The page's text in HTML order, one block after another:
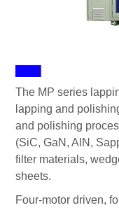
The MP series
lapping and
and polishing
(SiC, GaN, AlN,
filter materials,
sheets.
Four-motor driven,